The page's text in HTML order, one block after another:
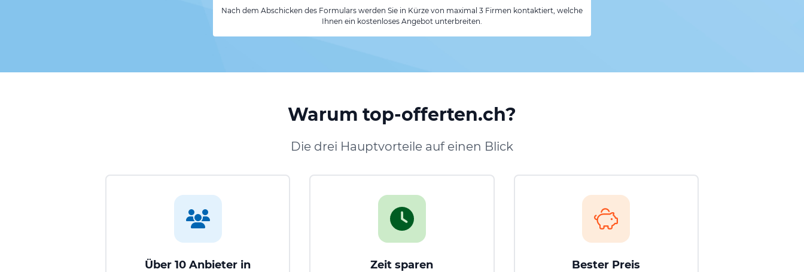
Nach dem Abschicken des Formulars werden Sie in Kürze von maximal 3 Firmen kontaktiert, welche
Ihnen ein kostenloses Angebot unterbreiten.
Warum top-offerten.ch?
Die drei Hauptvorteile auf einen Blick
Über 10 Anbieter in
Zeit sparen Bester Preis